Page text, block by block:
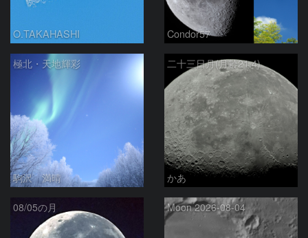
O.TAKAHASHI Condor57
極北・天地輝彩
駒沢 満晴
二十三日月(月齢21.4)
かあ
08/05の月 Moon 2026-08-04